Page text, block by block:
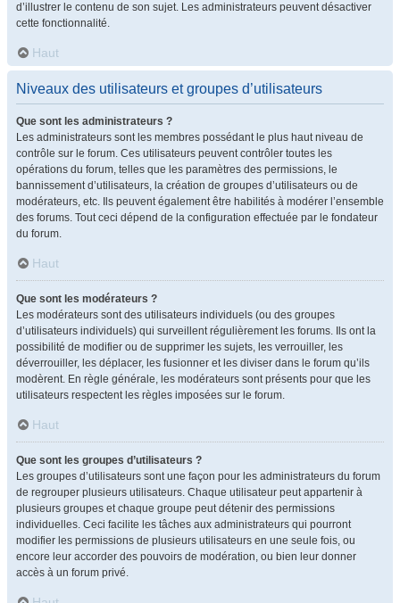
d’illustrer le contenu de son sujet. Les administrateurs peuvent désactiver
cette fonctionnalité.
Haut
Niveaux des utilisateurs et groupes d’utilisateurs
Que sont les administrateurs ?
Les administrateurs sont les membres possédant le plus haut niveau de
contrôle sur le forum. Ces utilisateurs peuvent contrôler toutes les
opérations du forum, telles que les paramètres des permissions, le
bannissement d’utilisateurs, la création de groupes d’utilisateurs ou de
modérateurs, etc. Ils peuvent également être habilités à modérer l’ensemble
des forums. Tout ceci dépend de la configuration effectuée par le fondateur
du forum.
Haut
Que sont les modérateurs ?
Les modérateurs sont des utilisateurs individuels (ou des groupes
d’utilisateurs individuels) qui surveillent régulièrement les forums. Ils ont la
possibilité de modifier ou de supprimer les sujets, les verrouiller, les
déverrouiller, les déplacer, les fusionner et les diviser dans le forum qu’ils
modèrent. En règle générale, les modérateurs sont présents pour que les
utilisateurs respectent les règles imposées sur le forum.
Haut
Que sont les groupes d’utilisateurs ?
Les groupes d’utilisateurs sont une façon pour les administrateurs du forum
de regrouper plusieurs utilisateurs. Chaque utilisateur peut appartenir à
plusieurs groupes et chaque groupe peut détenir des permissions
individuelles. Ceci facilite les tâches aux administrateurs qui pourront
modifier les permissions de plusieurs utilisateurs en une seule fois, ou
encore leur accorder des pouvoirs de modération, ou bien leur donner
accès à un forum privé.